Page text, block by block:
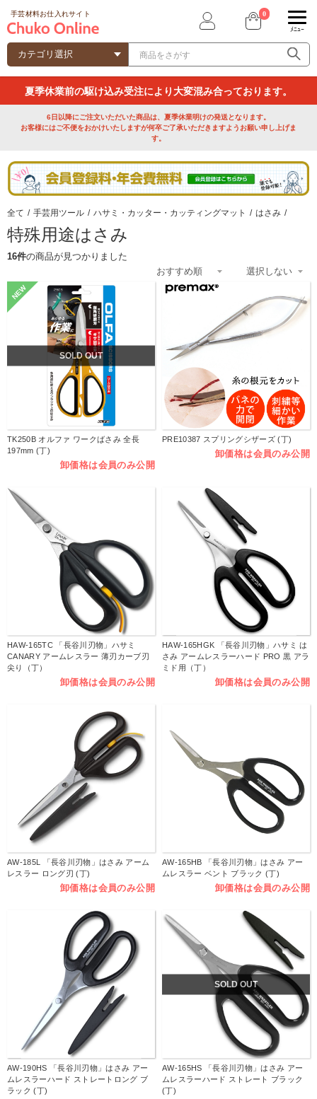
手芸材料お仕入れサイト 0
ﾒﾆｭｰ
夏季休業前の駆け込み受注により大変混み合っております。
6日以降にご注文いただいた商品は、夏季休業明けの発送となります。
お客様にはご不便をおかけいたしますが何卒ご了承いただきますようお願い申し上げま
す。
全て / 手芸用ツール / ハサミ・カッター・カッティングマット / はさみ /
特殊用途はさみ
16件の商品が見つかりました
NEW
SOLD OUT
TK250B オルファ ワークばさみ 全長
197mm (丁)
卸価格は会員のみ公開
PRE10387 スプリングシザーズ (丁)
卸価格は会員のみ公開
HAW-165TC 「長谷川刃物」ハサミ
CANARY アームレスラー 薄刃カーブ刃
尖り（丁）
卸価格は会員のみ公開
HAW-165HGK 「長谷川刃物」ハサミ は
さみ アームレスラーハード PRO 黒 アラ
ミド用（丁）
卸価格は会員のみ公開
AW-185L 「長谷川刃物」はさみ アーム
レスラー ロング刃 (丁)
卸価格は会員のみ公開
AW-165HB 「長谷川刃物」はさみ アー
ムレスラー ベント ブラック (丁)
卸価格は会員のみ公開
AW-190HS 「長谷川刃物」はさみ アー
ムレスラーハード ストレートロング ブ
ラック (丁)
SOLD OUT
AW-165HS 「長谷川刃物」はさみ アー
ムレスラーハード ストレート ブラック
(丁)